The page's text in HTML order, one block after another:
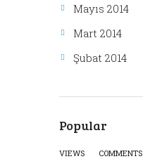
Mayıs 2014
Mart 2014
Şubat 2014
Popular
VIEWS COMMENTS